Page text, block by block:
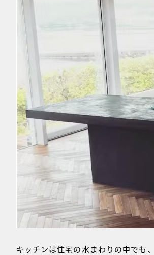
キッチンは住宅の水まわりの中でも